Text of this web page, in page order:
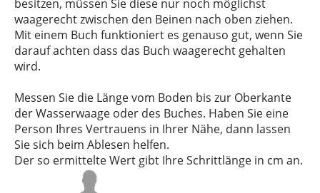
besitzen, müssen Sie diese nur noch möglichst
waagerecht zwischen den Beinen nach oben ziehen.
Mit einem Buch funktioniert es genauso gut, wenn Sie
darauf achten dass das Buch waagerecht gehalten
wird.
Messen Sie die Länge vom Boden bis zur Oberkante
der Wasserwaage oder des Buches. Haben Sie eine
Person Ihres Vertrauens in Ihrer Nähe, dann lassen
Sie sich beim Ablesen helfen.
Der so ermittelte Wert gibt Ihre Schrittlänge in cm an.